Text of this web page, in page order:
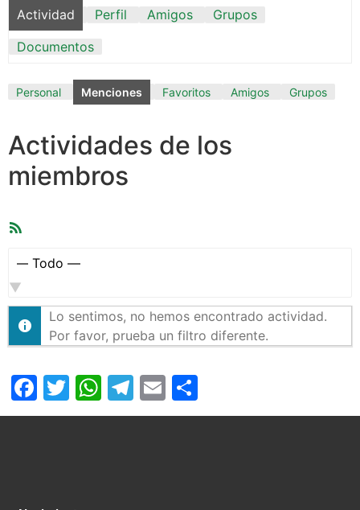
Actividad Perfil Amigos
Grupos
Documentos
Personal Menciones Favoritos Amigos Grupos
Actividades de los
miembros
Mostrar:
Lo sentimos, no hemos encontrado actividad.
Por favor, prueba un filtro diferente.
Facebook
Twitter
WhatsApp
Telegram
Email